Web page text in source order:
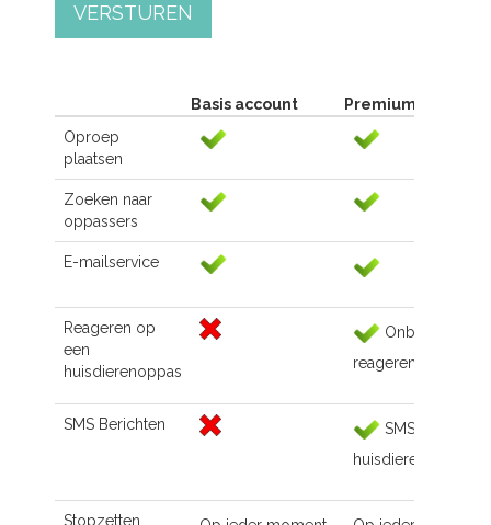
VERSTUREN
Basis account
Premium account
Oproep
plaatsen
Zoeken naar
oppassers
E-mailservice
Reageren op
een
huisdierenoppas
Onbeperkt
reageren
SMS Berichten
SMS naar de
huisdierenoppas
Stopzetten